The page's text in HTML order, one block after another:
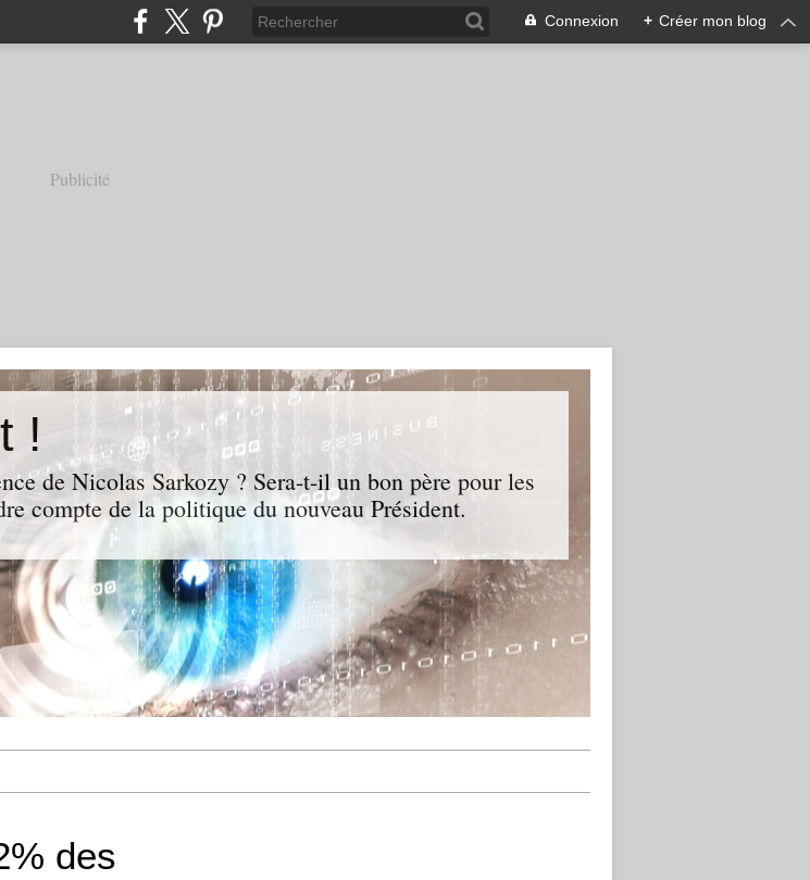
Connexion + Créer mon blog
Publicité
!
de Nicolas Sarkozy ? Sera-t-il un bon père pour les
compte de la politique du nouveau Président.
des